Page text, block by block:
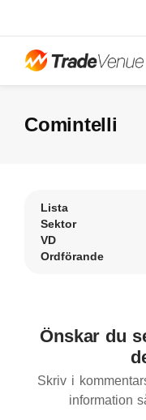
Comintelli
Lista
Sektor
VD
Ordförande
Önskar du
Skriv i
information